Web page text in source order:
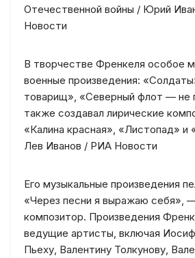
Отечественной войны / Юрий
Новости
В творчестве Френкеля особое
военные произведения:
товарищ», «Северный флот — не
также создавал лирические
«Калина красная», «Листопад» и
Лев Иванов / РИА Новости
Его музыкальные произведения
«Через песни я выражаю себя»,
композитор. Произведения
ведущие артисты, включая
Пьеху, Валентину Толкунову,